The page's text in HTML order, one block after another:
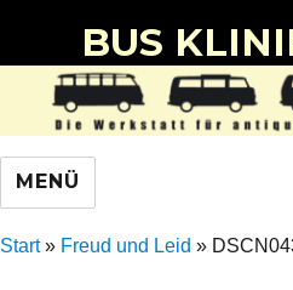
BUS
MENÜ
Start» Freud und Leid »